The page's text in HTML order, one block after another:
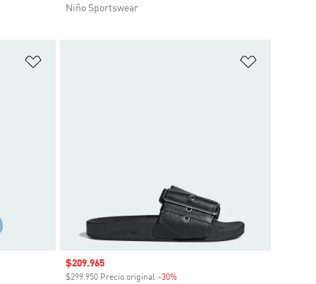
Niño Sportswear
Precio de venta
$209.965
$299.950 Precio original -30%Descuento